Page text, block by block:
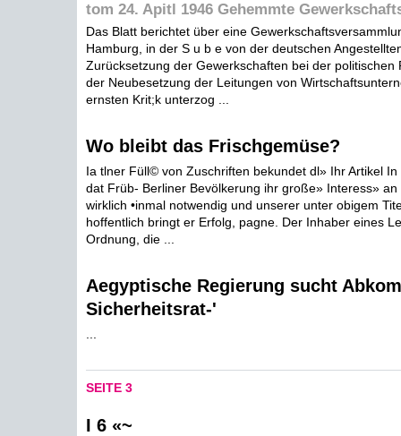
tom 24. Apitl 1946 Gehemmte
Das Blatt berichtet über eine
Hamburg, in der S u b e von der deutschen
Zurücksetzung der Gewerkschaften bei der politischen
der Neubesetzung der Leitungen von
ernsten Krit;k unterzog ...
Wo bleibt das Frischgemüse?
Ia tlner Füll© von Zuschriften bekundet dl» Ihr Artikel In
dat Früb- Berliner Bevölkerung ihr große» Interess» an
wirklich •inmal notwendig und unserer unter obigem
hoffentlich bringt er Erfolg, pagne. Der Inhaber eines
Ordnung, die ...
Aegyptische Regierung sucht
Sicherheitsrat-'
SEITE 3
I 6 «~